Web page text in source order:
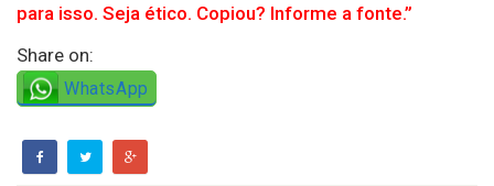
para isso. Seja ético. Copiou? Informe a fonte.”
Share on:
WhatsApp